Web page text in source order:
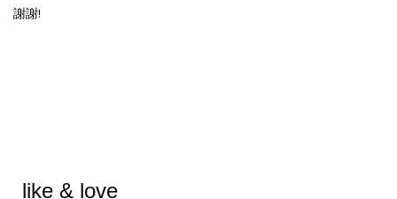
謝謝!
like & love